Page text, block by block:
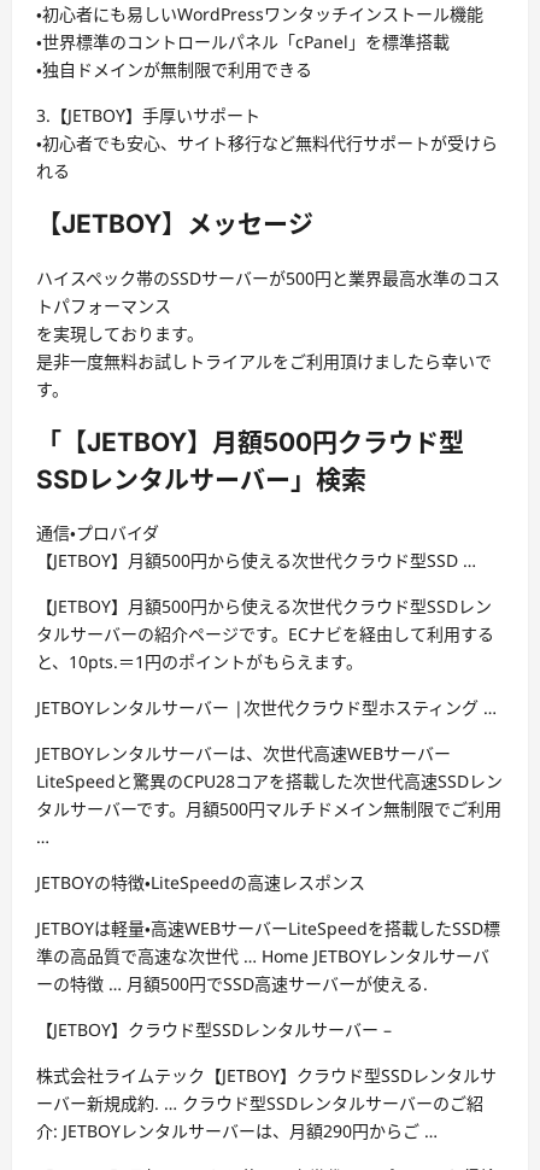
・初心者にも易しいWordPressワンタッチインストール機能
・世界標準のコントロールパネル「cPanel」を標準搭載
・独自ドメインが無制限で利用できる
3.【JETBOY】手厚いサポート
・初心者でも安心、サイト移行など無料代行サポートが受けら
れる
【JETBOY】メッセージ
ハイスペック帯のSSDサーバーが500円と業界最高水準のコス
トパフォーマンス
を実現しております。
是非一度無料お試しトライアルをご利用頂けましたら幸いで
す。
「【JETBOY】月額500円クラウド型
SSDレンタルサーバー」検索
通信・プロバイダ
【JETBOY】月額500円から使える次世代クラウド型SSD …
【JETBOY】月額500円から使える次世代クラウド型SSDレン
タルサーバーの紹介ページです。ECナビを経由して利用する
と、10pts.＝1円のポイントがもらえます。
JETBOYレンタルサーバー |次世代クラウド型ホスティング …
JETBOYレンタルサーバーは、次世代高速WEBサーバー
LiteSpeedと驚異のCPU28コアを搭載した次世代高速SSDレン
タルサーバーです。月額500円マルチドメイン無制限でご利用
…
JETBOYの特徴・LiteSpeedの高速レスポンス
JETBOYは軽量・高速WEBサーバーLiteSpeedを搭載したSSD標
準の高品質で高速な次世代 … Home JETBOYレンタルサーバ
ーの特徴 … 月額500円でSSD高速サーバーが使える.
【JETBOY】クラウド型SSDレンタルサーバー –
株式会社ライムテック【JETBOY】クラウド型SSDレンタルサ
ーバー新規成約. … クラウド型SSDレンタルサーバーのご紹
介: JETBOYレンタルサーバーは、月額290円からご …